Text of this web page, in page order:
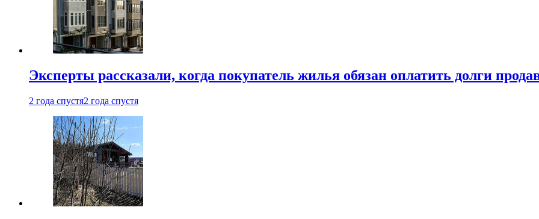
Эксперты рассказали, когда покупатель жилья обязан оплатить долги
2 года спустя2 года спустя